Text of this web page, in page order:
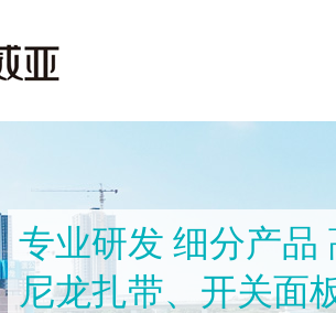
专业研发 细分产品
尼龙扎带、开关面